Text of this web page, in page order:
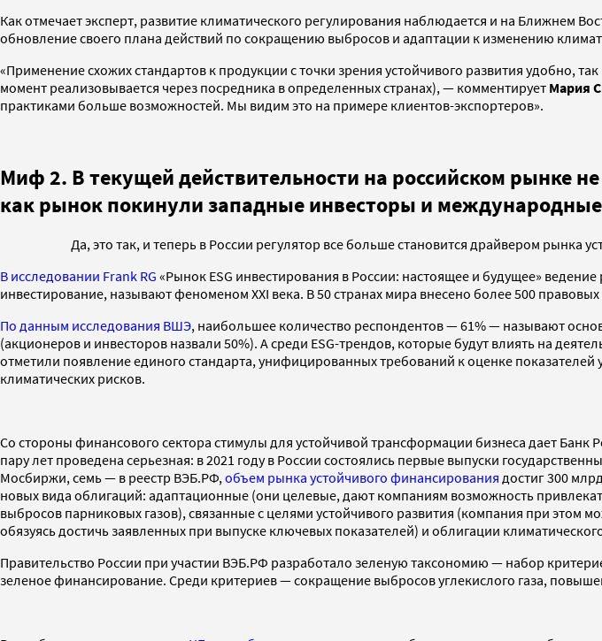
Как отмечает эксперт, развитие климатического регулирования наблюдается и на Ближнем
обновление своего плана действий по сокращению выбросов и адаптации к изменению
«Применение схожих стандартов к продукции с точки зрения устойчивого развития удобно,
момент реализовывается через посредника в определенных странах), — комментирует Мария
практиками больше возможностей. Мы видим это на примере клиентов-экспортеров».
Миф 2. В текущей действительности на российском рынке
как рынок покинули западные инвесторы и
Да, это так, и теперь в России регулятор все больше становится драйвером рынка
В исследовании Frank RG «Рынок ESG инвестирования в России: настоящее и будущее»
инвестирование, называют феноменом XXI века. В 50 странах мира внесено более 500
По данным исследования ВШЭ, наибольшее количество респондентов — 61% — называют
(акционеров и инвесторов назвали 50%). А среди ESG-трендов, которые будут влиять на
отметили появление единого стандарта, унифицированных требований к оценке
климатических рисков.
Со стороны финансового сектора стимулы для устойчивой трансформации бизнеса дает
пару лет проведена серьезная: в 2021 году в России состоялись первые выпуски
Мосбиржи, семь — в реестр ВЭБ.РФ,объем рынка устойчивого финансирования достиг 300
новых вида облигаций: адаптационные (они целевые, дают компаниям возможность
выбросов парниковых газов), связанные с целями устойчивого развития (компания при
обязуясь достичь заявленных при выпуске ключевых показателей) и облигации
Правительство России при участии ВЭБ.РФ разработало зеленую таксономию — набор
зеленое финансирование. Среди критериев — сокращение выбросов углекислого газа,